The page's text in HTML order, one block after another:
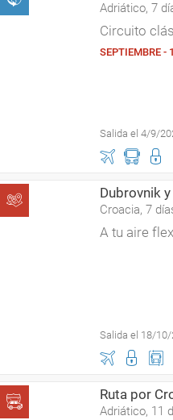
Adriático, 7
Circuito
SEPTIEMBRE -
Salida el 4/9/
Dubrovnik
Croacia, 7
A tu aire
Salida el 18/
Ruta por
Adriático, 11